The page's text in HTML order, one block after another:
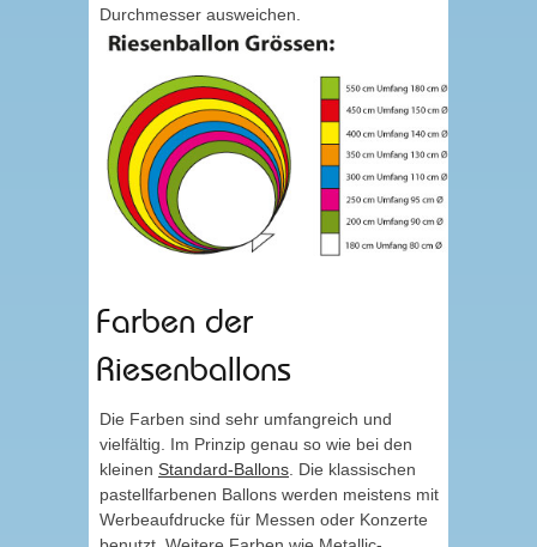
Durchmesser ausweichen.
Farben der
Riesenballons
Die Farben sind sehr umfangreich und
vielfältig. Im Prinzip genau so wie bei den
kleinen Standard-Ballons . Die klassischen
pastellfarbenen Ballons werden meistens mit
Werbeaufdrucke für Messen oder Konzerte